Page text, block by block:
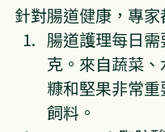
針對腸道健康，專
腸道護理每日
克。來自蔬菜
糠和堅果非常
飼料。